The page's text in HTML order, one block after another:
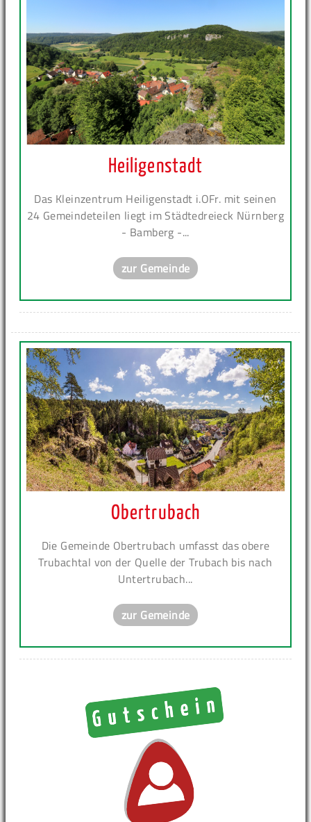
Heiligenstadt
Das Kleinzentrum Heiligenstadt i.OFr. mit seinen
24 Gemeindeteilen liegt im Städtedreieck Nürnberg
- Bamberg -...
zur Gemeinde
Obertrubach
Die Gemeinde Obertrubach umfasst das obere
Trubachtal von der Quelle der Trubach bis nach
Untertrubach...
zur Gemeinde